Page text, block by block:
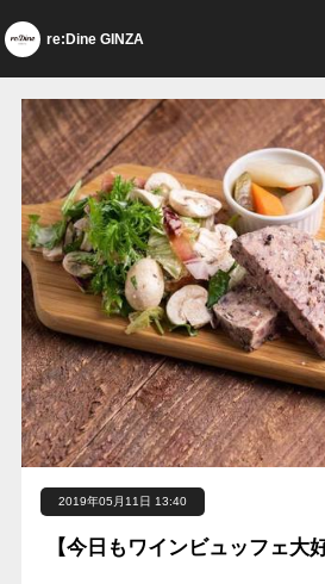
re:Dine GINZA
2019年05月11日 13:40
【今日もワインビュッフェ大